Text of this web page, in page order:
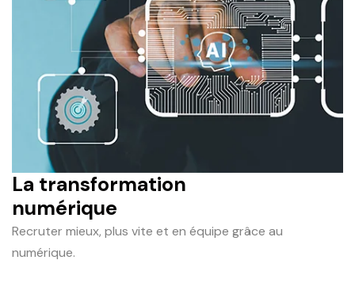
La transformation
numérique
Recruter mieux, plus vite et en équipe grâce au
numérique.